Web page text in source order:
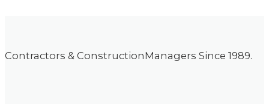
Contractors & ConstructionManagers Since 1989.